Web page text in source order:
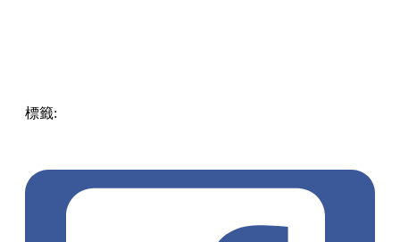
標籤: